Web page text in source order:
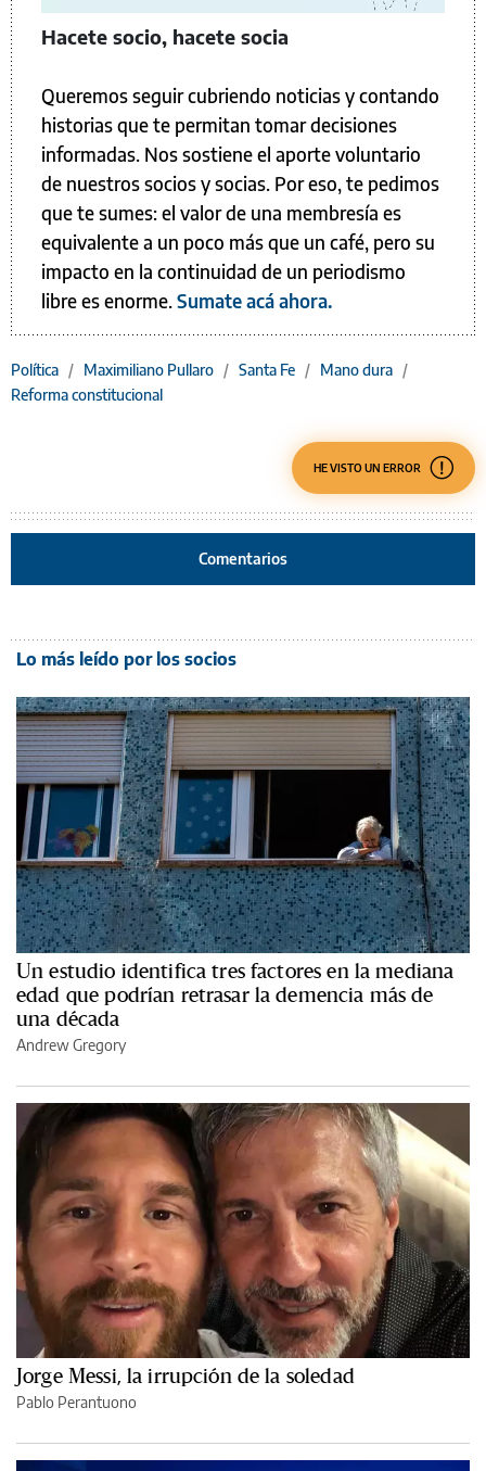
Hacete socio, hacete socia
Queremos seguir cubriendo noticias y contando
historias que te permitan tomar decisiones
informadas. Nos sostiene el aporte voluntario
de nuestros socios y socias. Por eso, te pedimos
que te sumes: el valor de una membresía es
equivalente a un poco más que un café, pero su
impacto en la continuidad de un periodismo
libre es enorme.Sumate acá ahora.
Política / Maximiliano Pullaro / Santa Fe / Mano dura /
Reforma constitucional
HE VISTO UN ERROR
Comentarios
Lo más leído por los socios
Un estudio identifica tres factores en la mediana
edad que podrían retrasar la demencia más de
una década
Andrew Gregory
Jorge Messi, la irrupción de la soledad
Pablo Perantuono